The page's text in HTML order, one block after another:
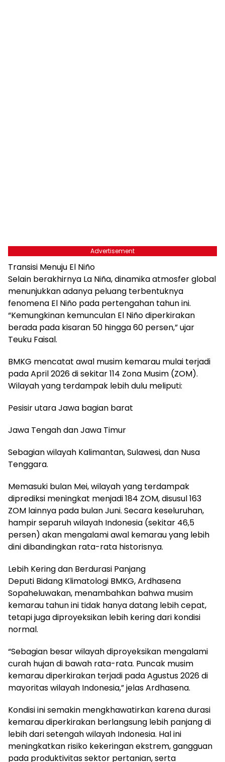
Advertisement
Transisi Menuju El Niño
Selain berakhirnya La Niña, dinamika atmosfer global
menunjukkan adanya peluang terbentuknya
fenomena El Niño pada pertengahan tahun ini.
“Kemungkinan kemunculan El Niño diperkirakan
berada pada kisaran 50 hingga 60 persen,” ujar
Teuku Faisal.
BMKG mencatat awal musim kemarau mulai terjadi
pada April 2026 di sekitar 114 Zona Musim (ZOM).
Wilayah yang terdampak lebih dulu meliputi:
Pesisir utara Jawa bagian barat
Jawa Tengah dan Jawa Timur
Sebagian wilayah Kalimantan, Sulawesi, dan Nusa
Tenggara.
Memasuki bulan Mei, wilayah yang terdampak
diprediksi meningkat menjadi 184 ZOM, disusul 163
ZOM lainnya pada bulan Juni. Secara keseluruhan,
hampir separuh wilayah Indonesia (sekitar 46,5
persen) akan mengalami awal kemarau yang lebih
dini dibandingkan rata-rata historisnya.
Lebih Kering dan Berdurasi Panjang
Deputi Bidang Klimatologi BMKG, Ardhasena
Sopaheluwakan, menambahkan bahwa musim
kemarau tahun ini tidak hanya datang lebih cepat,
tetapi juga diproyeksikan lebih kering dari kondisi
normal.
“Sebagian besar wilayah diproyeksikan mengalami
curah hujan di bawah rata-rata. Puncak musim
kemarau diperkirakan terjadi pada Agustus 2026 di
mayoritas wilayah Indonesia,” jelas Ardhasena.
Kondisi ini semakin mengkhawatirkan karena durasi
kemarau diperkirakan berlangsung lebih panjang di
lebih dari setengah wilayah Indonesia. Hal ini
meningkatkan risiko kekeringan ekstrem, gangguan
pada produktivitas sektor pertanian, serta